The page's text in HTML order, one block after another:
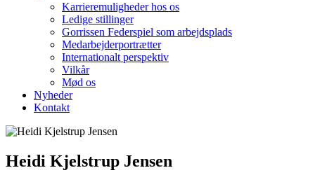
Karrieremuligheder hos os
Ledige stillinger
Gorrissen Federspiel som arbejdsplads
Medarbejderportrætter
Internationalt perspektiv
Vilkår
Mød os
Nyheder
Kontakt
Heidi Kjelstrup Jensen